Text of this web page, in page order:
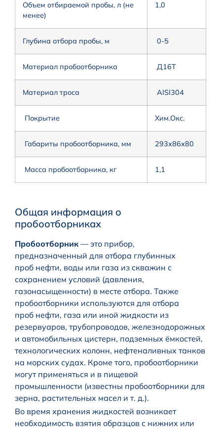
Объем отбираемой пробы, л (не
менее)
1,0
Глубина отбора пробы, м 0-5
Материал пробоотборника Д16Т
Материал троса AISI304
Покрытие Хим.Окс.
Габариты пробоотборника, мм 293х86х80
Масса пробоотборника, кг 1,1
Общая информация о
пробоотборниках
Пробоотборник — это прибор,
предназначенный для отбора глубинных
проб нефти, воды или газа из скважин с
сохранением условий (давления,
газонасыщенности) в месте отбора. Также
пробоотборники используются для отбора
проб нефти, газа или иной жидкости из
резервуаров, трубопроводов, железнодорожных
и автомобильных цистерн, подземных ёмкостей,
технологических колонн, нефтеналивных танков
на морских судах. Кроме того, пробоотборники
могут применяться и в пищевой
промышленности (известны пробоотборники для
зерна, растительных масел и т. д.).
Во время хранения жидкостей возникает
необходимость взятия образцов с нижних или